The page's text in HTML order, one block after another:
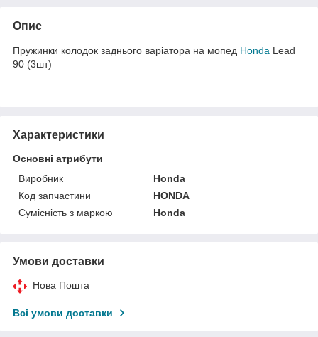
Опис
Пружинки колодок заднього варіатора на мопед Honda Lead
90 (3шт)
Характеристики
Основні атрибути
Виробник
Honda
Код запчастини
HONDA
Сумісність з маркою
Honda
Умови доставки
Нова Пошта
Всі умови доставки